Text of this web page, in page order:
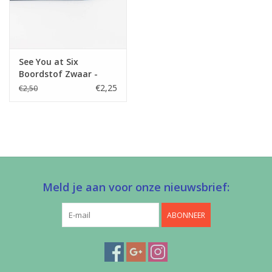
See You at Six
Boordstof Zwaar -
Laguneblauw
€2,50 €2,25
Meld je aan voor onze nieuwsbrief:
ABONNEER